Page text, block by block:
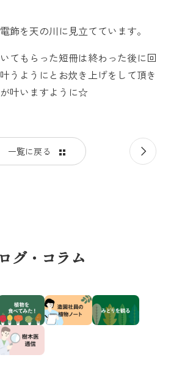
飾を天の川に見立てています。
てもらった短冊は終わった後に回
うようにとお炊き上げをして頂き
叶いますように☆
一覧に戻る
次
の
グ・コラム